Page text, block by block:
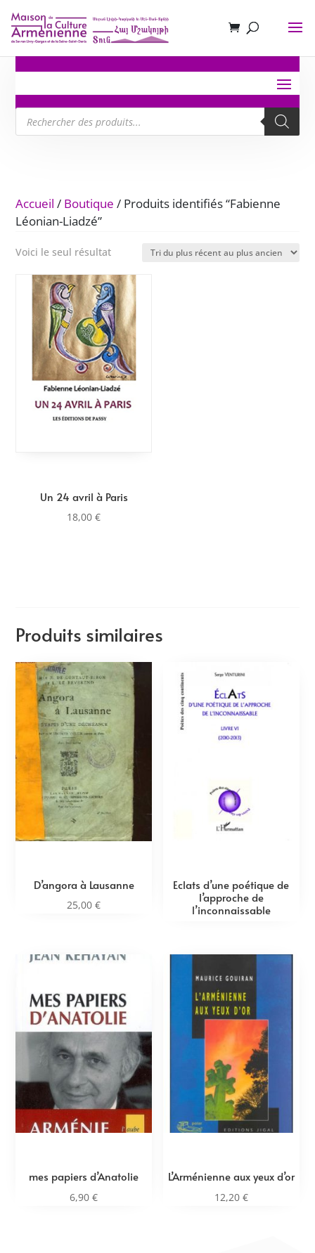
Recherche
de
produits
Accueil / Boutique / Produits identifiés “Fabienne
Léonian-Liadzé”
Voici le seul résultat
Un 24 avril à Paris
18,00€
Produits similaires
D’angora à Lausanne
25,00€
Eclats d’une poétique de
l’approche de
l’inconnaissable
mes papiers d’Anatolie
6,90€
L’Arménienne aux yeux d’or
12,20 €